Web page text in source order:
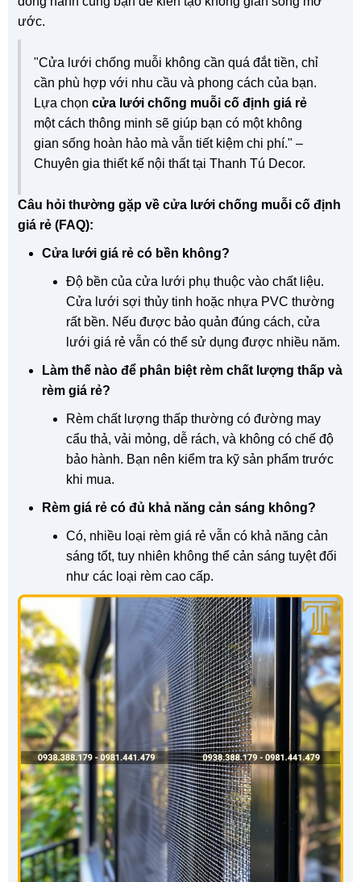
ước.
"Cửa lưới chống muỗi không cần quá đắt tiền, chỉ
cần phù hợp với nhu cầu và phong cách của bạn.
Lựa chọn cửa lưới chống muỗi cố định giá rẻ
một cách thông minh sẽ giúp bạn có một không
gian sống hoàn hảo mà vẫn tiết kiệm chi phí." –
Chuyên gia thiết kế nội thất tại Thanh Tú Decor.
Câu hỏi thường gặp về cửa lưới chống muỗi cố định
giá rẻ (FAQ):
Cửa lưới giá rẻ có bền không?
Độ bền của cửa lưới phụ thuộc vào chất liệu.
Cửa lưới sợi thủy tinh hoặc nhựa PVC thường
rất bền. Nếu được bảo quản đúng cách, cửa
lưới giá rẻ vẫn có thể sử dụng được nhiều năm.
Làm thế nào để phân biệt rèm chất lượng thấp và
rèm giá rẻ?
Rèm chất lượng thấp thường có đường may
cẩu thả, vải mỏng, dễ rách, và không có chế độ
bảo hành. Bạn nên kiểm tra kỹ sản phẩm trước
khi mua.
Rèm giá rẻ có đủ khả năng cản sáng không?
Có, nhiều loại rèm giá rẻ vẫn có khả năng cản
sáng tốt, tuy nhiên không thể cản sáng tuyệt đối
như các loại rèm cao cấp.